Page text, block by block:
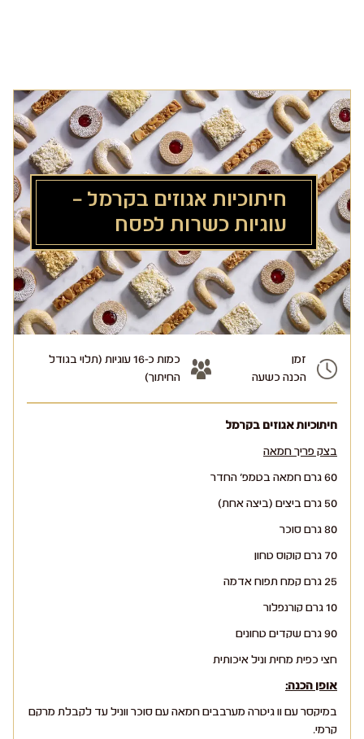
חיתוכיות אגוזים בקרמל –
עוגיות כשרות לפסח
זמן
הכנה כשעה
כמות כ-16 עוגיות (תלוי בגודל
החיתוך)
חיתוכיות אגוזים בקרמל
בצק פריך חמאה
60 גרם חמאה בטמפ' החדר
50 גרם ביצים (ביצה אחת)
80 גרם סוכר
70 גרם קוקוס טחון
25 גרם קמח תפוח אדמה
10 גרם קורנפלור
90 גרם שקדים טחונים
חצי כפית מחית וניל איכותית
אופן הכנה:
במיקסר עם וו גיטרה מערבבים חמאה עם סוכר ווניל עד לקבלת מרקם
קרמי.